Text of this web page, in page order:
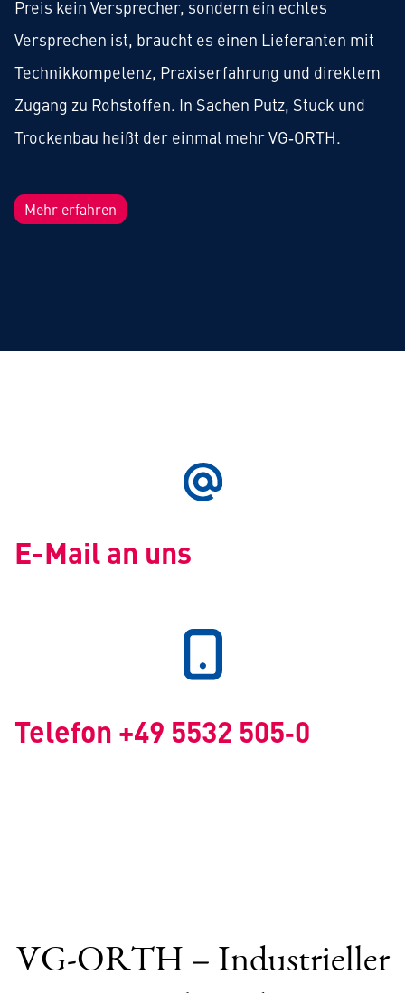
Preis kein Versprecher, sondern ein echtes
Versprechen ist, braucht es einen Lieferanten mit
Technikkompetenz, Praxiserfahrung und direktem
Zugang zu Rohstoffen. In Sachen Putz, Stuck und
Trockenbau heißt der einmal mehr VG‑ORTH.
Mehr erfahren
E-Mail an uns
Telefon +49 5532 505‑0
VG‑ORTH – Industrieller